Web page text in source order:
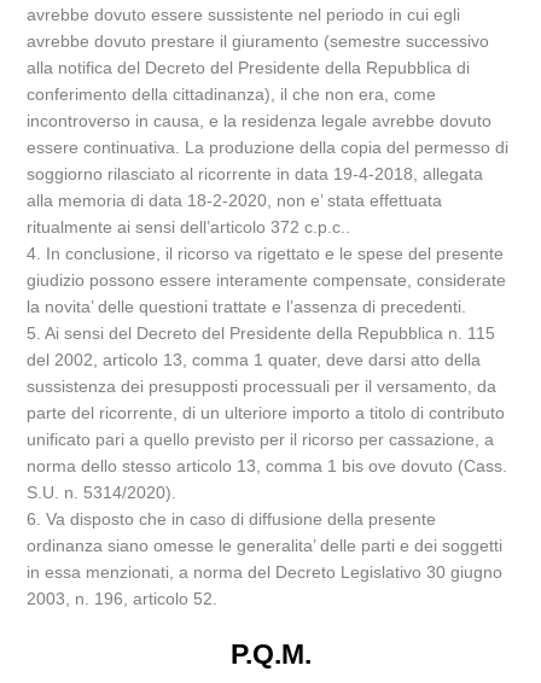
avrebbe dovuto essere sussistente nel periodo in cui egli
avrebbe dovuto prestare il giuramento (semestre successivo
alla notifica del Decreto del Presidente della Repubblica di
conferimento della cittadinanza), il che non era, come
incontroverso in causa, e la residenza legale avrebbe dovuto
essere continuativa. La produzione della copia del permesso di
soggiorno rilasciato al ricorrente in data 19-4-2018, allegata
alla memoria di data 18-2-2020, non e’ stata effettuata
ritualmente ai sensi dell’articolo 372 c.p.c..
4. In conclusione, il ricorso va rigettato e le spese del presente
giudizio possono essere interamente compensate, considerate
la novita’ delle questioni trattate e l’assenza di precedenti.
5. Ai sensi del Decreto del Presidente della Repubblica n. 115
del 2002, articolo 13, comma 1 quater, deve darsi atto della
sussistenza dei presupposti processuali per il versamento, da
parte del ricorrente, di un ulteriore importo a titolo di contributo
unificato pari a quello previsto per il ricorso per cassazione, a
norma dello stesso articolo 13, comma 1 bis ove dovuto (Cass.
S.U. n. 5314/2020).
6. Va disposto che in caso di diffusione della presente
ordinanza siano omesse le generalita’ delle parti e dei soggetti
in essa menzionati, a norma del Decreto Legislativo 30 giugno
2003, n. 196, articolo 52.
P.Q.M.